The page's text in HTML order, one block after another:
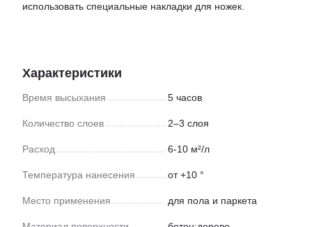
использовать специальные накладки для ножек.
Характеристики
Время высыхания 5 часов
Количество слоев 2–3 слоя
Расход 6-10 м²/л
Температура нанесения от +10 °
Место применения для пола и паркета